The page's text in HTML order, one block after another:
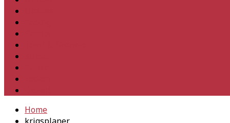
Home